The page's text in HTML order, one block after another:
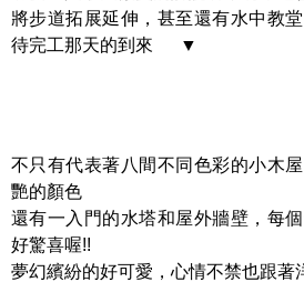
將步道拓展延伸，甚至還有水中教
待完工那天的到來 ▼
不只有代表著八間不同色彩的小木
艷的顏色
還有一入門的水塔和屋外牆壁，每
好驚喜喔!!
夢幻繽紛的好可愛，心情不禁也跟